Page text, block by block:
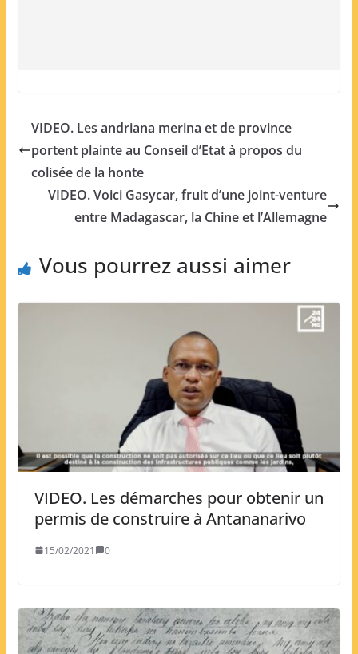
VIDEO. Les andriana merina et de province
portent plainte au Conseil d’Etat à propos du
colisée de la honte
VIDEO. Voici Gasycar, fruit d’une joint-venture
entre Madagascar, la Chine et l’Allemagne
Vous pourrez aussi aimer
VIDEO. Les démarches pour obtenir un
permis de construire à Antananarivo
15/02/2021 0